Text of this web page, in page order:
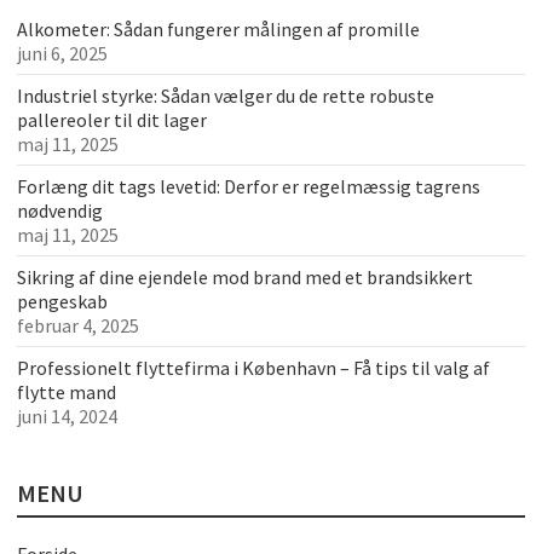
Alkometer: Sådan fungerer målingen af promille
juni 6, 2025
Industriel styrke: Sådan vælger du de rette robuste
pallereoler til dit lager
maj 11, 2025
Forlæng dit tags levetid: Derfor er regelmæssig tagrens
nødvendig
maj 11, 2025
Sikring af dine ejendele mod brand med et brandsikkert
pengeskab
februar 4, 2025
Professionelt flyttefirma i København – Få tips til valg af
flytte mand
juni 14, 2024
MENU